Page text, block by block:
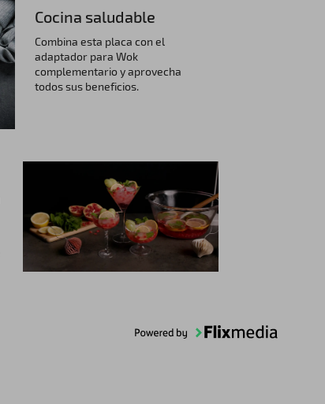
Cocina saludable
Combina esta placa con el
adaptador para Wok
complementario y aprovecha
todos sus beneficios.